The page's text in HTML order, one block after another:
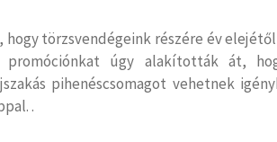
törzsvendégeink részére év
promóciónkat úgy alakították át,
pihenéscsomagot vehetnek
.